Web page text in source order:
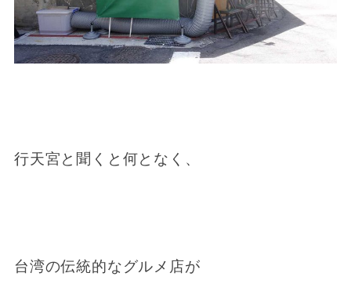
行天宮と聞くと何となく、
台湾の伝統的なグルメ店が